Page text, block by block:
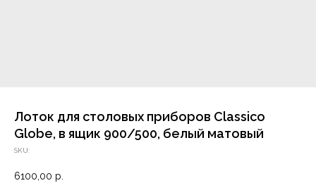
Лоток для столовых приборов Classico
Globe, в ящик 900/500, белый матовый
SKU:
6100,00 р.